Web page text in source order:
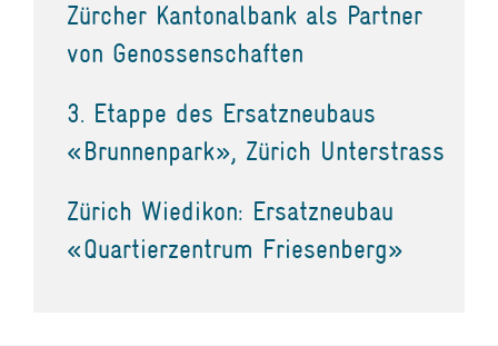
Zürcher Kantonalbank als Partner
von Genossenschaften
3. Etappe des Ersatzneubaus
«Brunnenpark», Zürich Unterstrass
Zürich Wiedikon: Ersatzneubau
«Quartierzentrum Friesenberg»